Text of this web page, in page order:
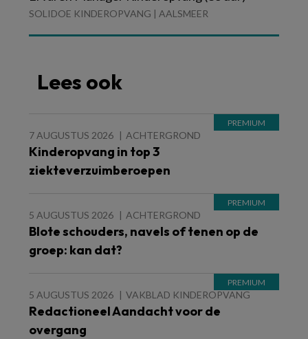
SOLIDOE KINDEROPVANG | AALSMEER
Lees ook
7 AUGUSTUS 2026 ACHTERGROND
Kinderopvang in top 3
ziekteverzuimberoepen
5 AUGUSTUS 2026 ACHTERGROND
Blote schouders, navels of tenen op de
groep: kan dat?
5 AUGUSTUS 2026 VAKBLAD KINDEROPVANG
Redactioneel Aandacht voor de
overgang